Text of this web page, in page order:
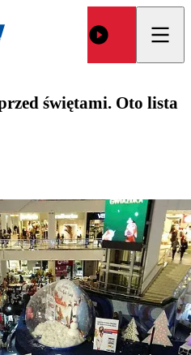
świętami. Oto lista